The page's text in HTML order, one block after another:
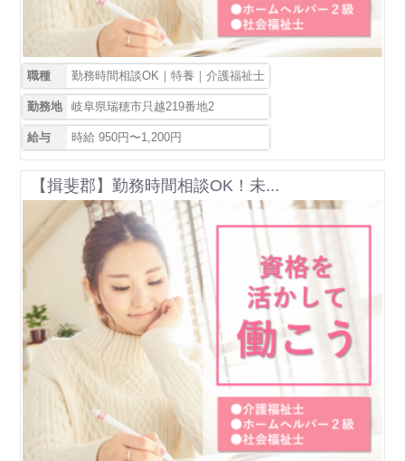
職種 勤務時間相談OK｜特養｜介護福祉士
勤務地 岐阜県瑞穂市只越219番地2
給与 時給 950円〜1,200円
【揖斐郡】勤務時間相談OK！未...